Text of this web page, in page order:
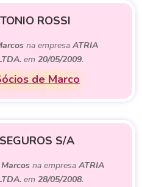
ROSSI
na empresa ATRIA
em 20/05/2009.
de Marco
S/A
Marcos na empresa ATRIA
em 28/05/2008.